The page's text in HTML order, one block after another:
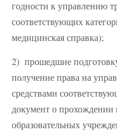
годности к управлению
соответствующих
медицинская справка);
2) прошедшие
получение права на
средствами
документ о прохождении
образовательных